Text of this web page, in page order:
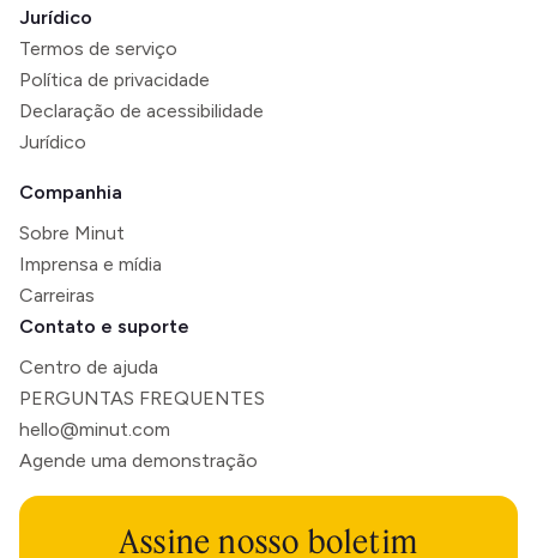
Jurídico
Termos de serviço
Política de privacidade
Declaração de acessibilidade
Jurídico
Companhia
Sobre Minut
Imprensa e mídia
Carreiras
Contato e suporte
Centro de ajuda
PERGUNTAS FREQUENTES
hello@minut.com
Agende uma demonstração
Assine nosso boletim